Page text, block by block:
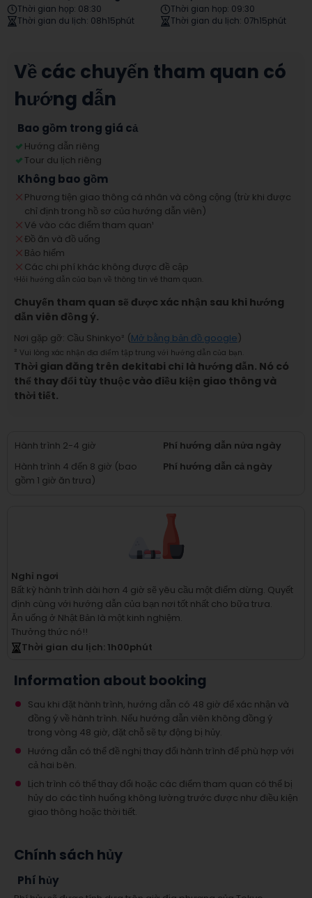
Thời gian họp: 08:30
Thời gian du lịch: 08h15phút
Thời gian họp: 09:30
Thời gian du lịch: 07h15phút
Về các chuyến tham quan có
hướng dẫn
Bao gồm trong giá cả
Hướng dẫn riêng
Tour du lịch riêng
Không bao gồm
Phương tiện giao thông cá nhân và công cộng (trừ khi được
chỉ định trong hồ sơ của hướng dẫn viên)
Vé vào các điểm tham quan¹
Đồ ăn và đồ uống
Bảo hiểm
Các chi phí khác không được đề cập
¹Hỏi hướng dẫn của bạn về thông tin vé tham quan.
Chuyến tham quan sẽ được xác nhận sau khi hướng
dẫn viên đồng ý.
Nơi gặp gỡ: Cầu Shinkyo² (Mở bằng bản đồ google)
² Vui lòng xác nhận địa điểm tập trung với hướng dẫn của bạn.
Thời gian đăng trên dekitabi chỉ là hướng dẫn. Nó có
thể thay đổi tùy thuộc vào điều kiện giao thông và
thời tiết.
Hành trình 2-4 giờ
Phí hướng dẫn nửa ngày
Hành trình 4 đến 8 giờ (bao
gồm 1 giờ ăn trưa)
Phí hướng dẫn cả ngày
Nghỉ ngơi
Bất kỳ hành trình dài hơn 4 giờ sẽ yêu cầu một điểm dừng. Quyết
định cùng với hướng dẫn của bạn nơi tốt nhất cho bữa trưa.
Ăn uống ở Nhật Bản là một kinh nghiệm.
Thưởng thức nó!!
Thời gian du lịch: 1h00phút
Information about booking
Sau khi đặt hành trình, hướng dẫn có 48 giờ để xác nhận và
đồng ý về hành trình. Nếu hướng dẫn viên không đồng ý
trong vòng 48 giờ, đặt chỗ sẽ tự động bị hủy.
Hướng dẫn có thể đề nghị thay đổi hành trình để phù hợp với
cả hai bên.
Lịch trình có thể thay đổi hoặc các điểm tham quan có thể bị
hủy do các tình huống không lường trước được như điều kiện
giao thông hoặc thời tiết.
Chính sách hủy
Phí hủy